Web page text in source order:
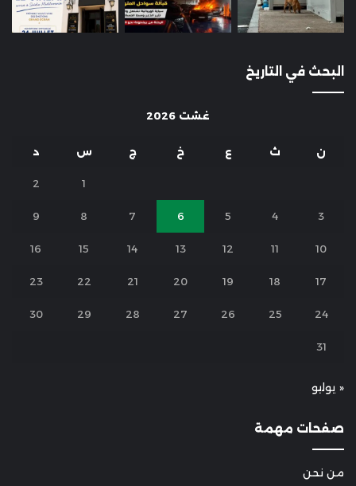
البحث في التاريخ
غشت 2026
ن ث ع خ ج س د
1
2
3
4
5
6
7
8
9
10
11
12
13
14
15
16
17
18
19
20
21
22
23
24
25
26
27
28
29
30
31
« يوليو
صفحات مهمة
من نحن